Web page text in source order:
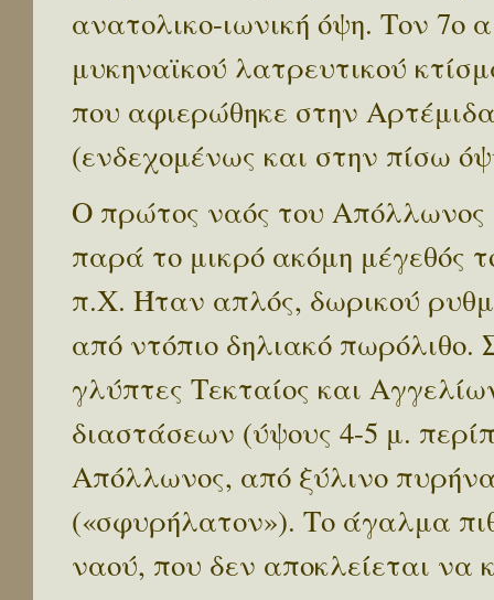
ανατολικο-ιωνική όψη. Τον 7ο
μυκηναϊκού λατρευτικού
που αφιερώθηκε στην
(ενδεχομένως και στην πίσω
Ο πρώτος ναός του Απόλλωνος
παρά το μικρό ακόμη μέγεθός
π.Χ. Ήταν απλός, δωρικού
από ντόπιο δηλιακό πωρόλιθο.
γλύπτες Τεκταίος και
διαστάσεων (ύψους 4-5 μ.
Απόλλωνος, από ξύλινο
(«σφυρήλατον»). Το άγαλμα
ναού, που δεν αποκλείεται να